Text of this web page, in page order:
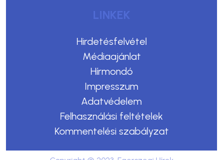
LINKEK
Hirdetésfelvétel
Médiaajánlat
Hírmondó
Impresszum
Adatvédelem
Felhasználási feltételek
Kommentelési szabályzat